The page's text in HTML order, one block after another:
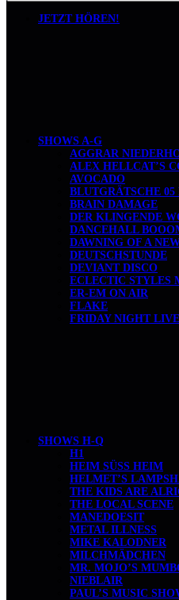
JETZT HÖREN!
SHOWS A-G
AGGRAR
ALEX HELLCAT’S
AVOCADO
BLUTGRÄTSCHE 05
BRAIN DAMAGE
DER KLINGENDE
DANCEHALL
DAWNING OF A
DEUTSCHSTUNDE
DEVIANT DISCO
ECLECTIC STYLES
ER-EM ON AIR
FLAKE
FRIDAY NIGHT LIVE
SHOWS H-Q
H1
HEIM SÜSS HEIM
HELMET’S
THE KIDS ARE
THE LOCAL SCENE
MANEDOESIT
METAL ILLNESS
MIKE KALODNER
MILCHMÄDCHEN
MR. MOJO’S
NIEBLAIR
PAUL’S MUSIC